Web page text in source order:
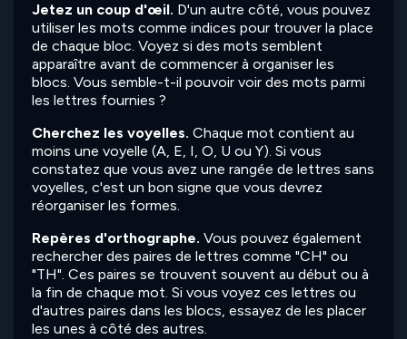
Jetez un coup d'œil. D'un autre côté, vous pouvez
utiliser les mots comme indices pour trouver la place
de chaque bloc. Voyez si des mots semblent
apparaître avant de commencer à organiser les
blocs. Vous semble-t-il pouvoir voir des mots parmi
les lettres fournies ?
Cherchez les voyelles. Chaque mot contient au
moins une voyelle (A, E, I, O, U ou Y). Si vous
constatez que vous avez une rangée de lettres sans
voyelles, c'est un bon signe que vous devrez
réorganiser les formes.
Repères d'orthographe. Vous pouvez également
rechercher des paires de lettres comme "CH" ou
"TH". Ces paires se trouvent souvent au début ou à
la fin de chaque mot. Si vous voyez ces lettres ou
d'autres paires dans les blocs, essayez de les placer
les unes à côté des autres.